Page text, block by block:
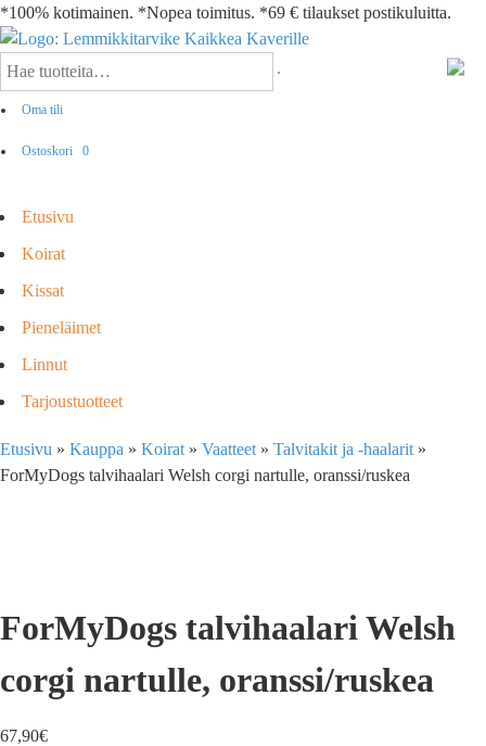
*100% kotimainen. *Nopea toimitus. *69 € tilaukset postikuluitta.
Oma tili
Ostoskori 0
Etusivu
Koirat
Kissat
Pieneläimet
Linnut
Tarjoustuotteet
Etusivu » Kauppa » Koirat » Vaatteet » Talvitakit ja -haalarit »
ForMyDogs talvihaalari Welsh corgi nartulle, oranssi/ruskea
ForMyDogs talvihaalari Welsh
corgi nartulle, oranssi/ruskea
67,90€